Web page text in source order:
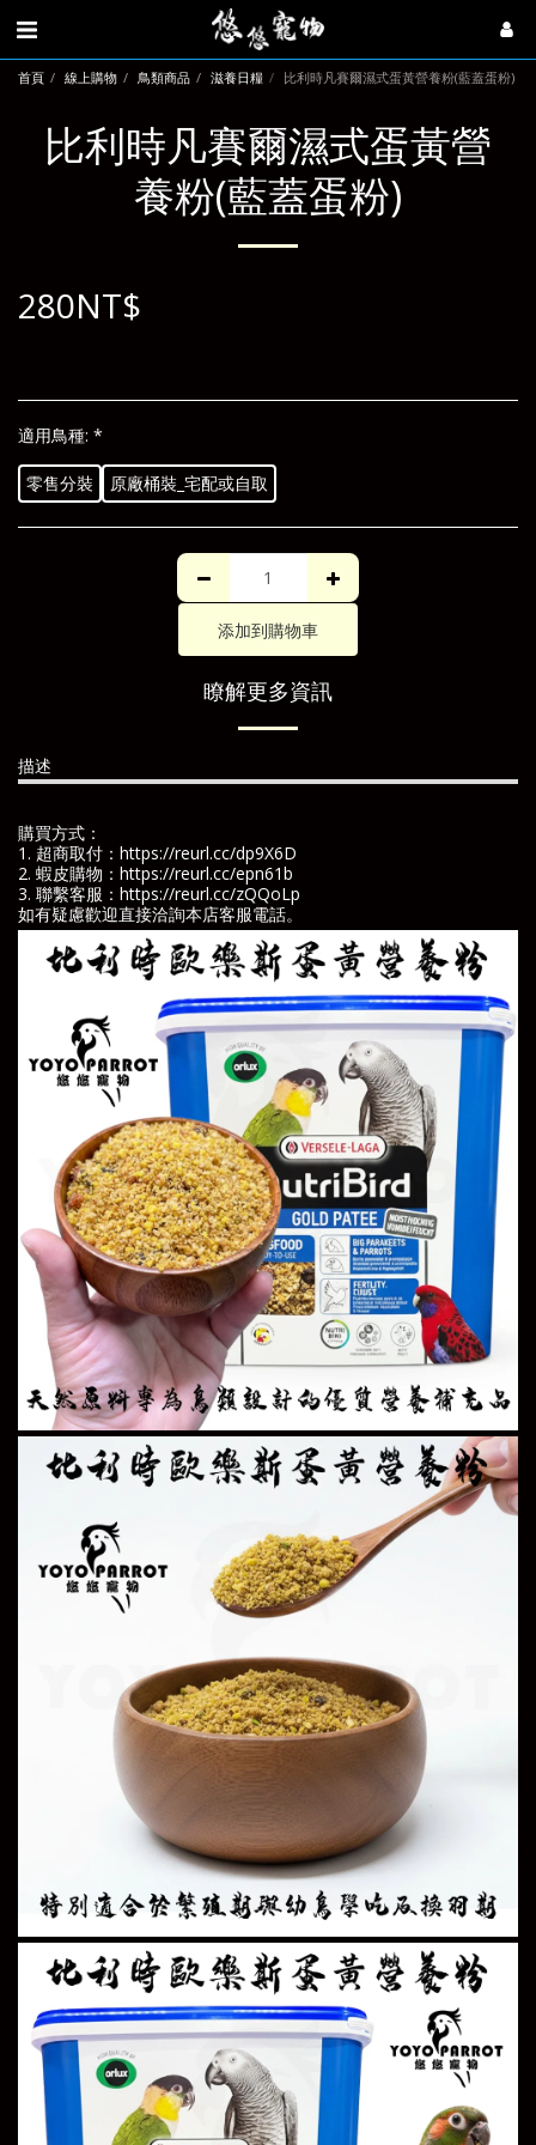
首頁 線上購物 鳥類商品 滋養日糧 比利時凡賽爾濕式蛋黃營養粉(藍蓋蛋粉)
比利時凡賽爾濕式蛋黃營
養粉(藍蓋蛋粉)
280NT$
適用鳥種: *
零售分裝 原廠桶裝_宅配或自取
添加到購物車
瞭解更多資訊
描述
購買方式：
1. 超商取付： https://reurl.cc/dp9X6D
2. 蝦皮購物： https://reurl.cc/epn61b
3. 聯繫客服： https://reurl.cc/zQQoLp
如有疑慮歡迎直接洽詢本店客服電話。